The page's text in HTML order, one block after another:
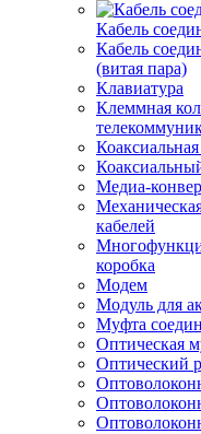
Кабель
Кабель
(витая пара)
Клавиатура
Клеммная
Медиа-
кабелей
коробка
Модем
Модуль для
Муфта
Оптическая
Оптический